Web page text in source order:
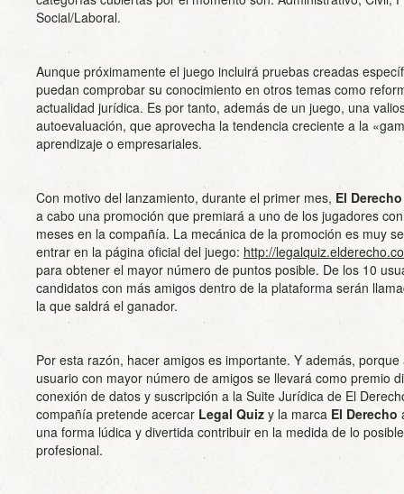
Social/Laboral.
Aunque próximamente el juego incluirá pruebas creadas
puedan comprobar su conocimiento en otros temas como
actualidad jurídica. Es por tanto, además de un juego, una
autoevaluación, que aprovecha la tendencia creciente a la
aprendizaje o empresariales.
Con motivo del lanzamiento, durante el primer mes, El
a cabo una promoción que premiará a uno de los jugadores
meses en la compañía. La mecánica de la promoción es muy
entrar en la página oficial del juego: http://
para obtener el mayor número de puntos posible. De los 10
candidatos con más amigos dentro de la plataforma serán
la que saldrá el ganador.
Por esta razón, hacer amigos es importante. Y además,
usuario con mayor número de amigos se llevará como premio
conexión de datos y suscripción a la Suite Jurídica de El
compañía pretende acercar Legal Quiz y la marca El Derecho
una forma lúdica y divertida contribuir en la medida de lo
profesional.